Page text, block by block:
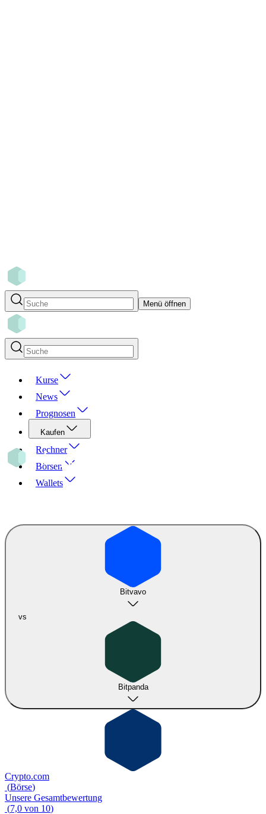
Menü öffnen
Kurse
News
Prognosen
Kaufen
Rechner
Börsen
Wallets
Bitvavo
vs
Bitpanda
Crypto.com
(Börse)
Unsere Gesamtbewertung
(7,0 von 10)